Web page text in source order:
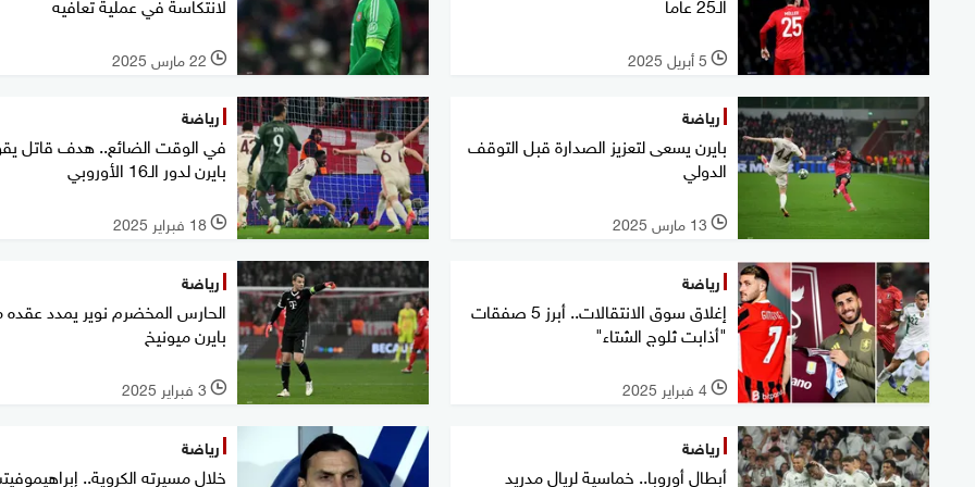
l 5 أبريل 2025 l 22 مارس 2025
رياضة
بايرن يسعى لتعزيز الصدارة قبل التوقف
الدولي
l 13 مارس 2025
رياضة
في الوقت الضائع.. هدف قاتل
بايرن لدور الـ16 الأوروبي
l 18 فبراير 2025
رياضة
إغلاق سوق الانتقالات.. أبرز 5 صفقات
"أذابت ثلوج الشتاء"
l 4 فبراير 2025
رياضة
الحارس المخضرم نوير يمدد
بايرن ميونيخ
l 3 فبراير 2025
رياضة
أبطال أوروبا.. خماسية لريال مدريد
رياضة
خلال مسيرته الكروية..